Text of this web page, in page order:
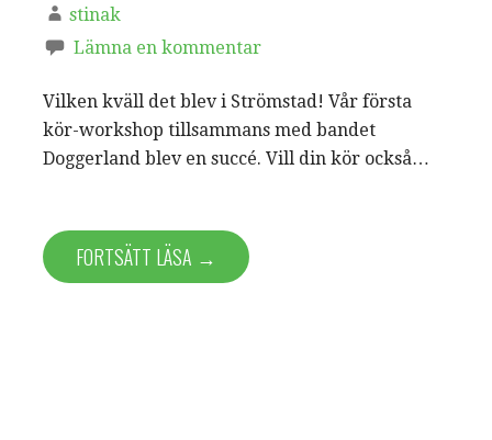
stinak
Lämna en kommentar
Vilken kväll det blev i Strömstad! Vår första
kör-workshop tillsammans med bandet
Doggerland blev en succé. Vill din kör också…
FORTSÄTT LÄSA →